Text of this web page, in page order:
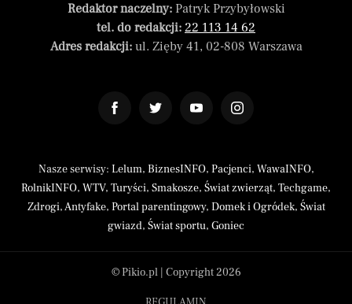
Redaktor naczelny:Patryk Przybyłowski
tel. do redakcji: 22 113 14 62
Adres redakcji:ul. Zięby 41, 02-808 Warszawa
Nasze serwisy: Lelum, BiznesINFO, Pacjenci, WawaINFO,
RolnikINFO, WTV, Turyści, Smakosze, Świat zwierząt, Techgame,
Zdrogi,Antyfake, Portal parentingowy, Domek i Ogródek, Świat
gwiazd, Świat sportu, Goniec
© Pikio.pl | Copyright 2026